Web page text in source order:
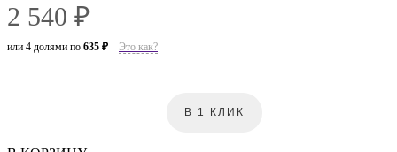
2 540 ₽
или 4 долями по 635 ₽ Это как?
В 1 КЛИК